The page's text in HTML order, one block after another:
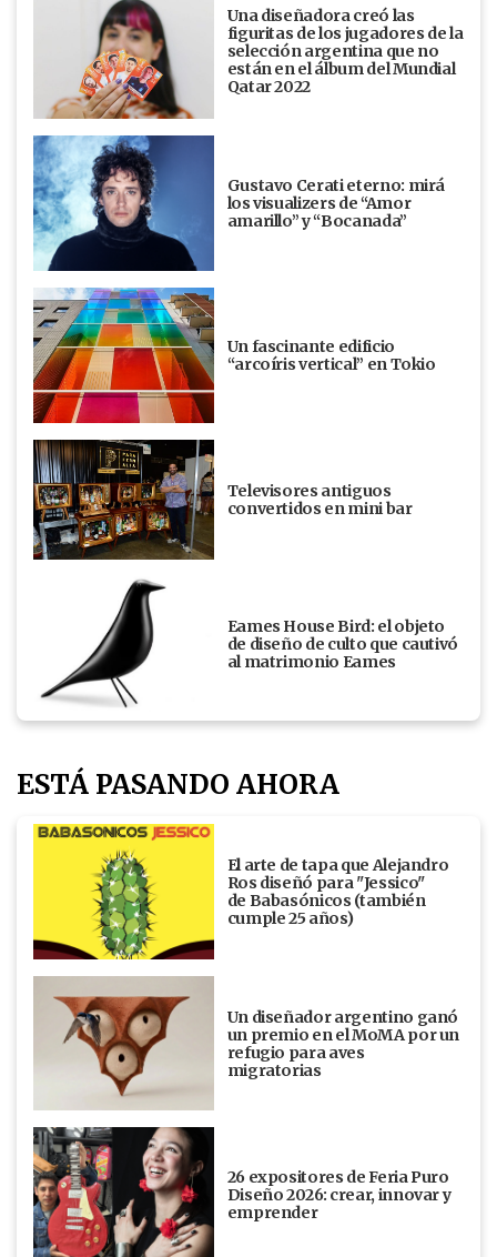
Una diseñadora creó las
figuritas de los jugadores de la
selección argentina que no
están en el álbum del Mundial
Qatar 2022
Gustavo Cerati eterno: mirá
los visualizers de “Amor
amarillo” y “Bocanada”
Un fascinante edificio
“arcoíris vertical” en Tokio
Televisores antiguos
convertidos en mini bar
Eames House Bird: el objeto
de diseño de culto que cautivó
al matrimonio Eames
ESTÁ PASANDO AHORA
El arte de tapa que Alejandro
Ros diseñó para "Jessico"
de Babasónicos (también
cumple 25 años)
Un diseñador argentino ganó
un premio en el MoMA por un
refugio para aves
migratorias
26 expositores de Feria Puro
Diseño 2026: crear, innovar y
emprender